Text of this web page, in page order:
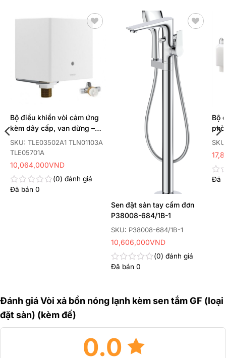
SKU: TLE03502A1 TLN01103A
TLE05701A
Bộ điều khiển vòi cảm ứng
kèm dây cấp, van dừng –
van nhiệt độ
Được
0
đánh giá
Đã bán 0
10,064,000VND
SKU: P38008-684/1B-1
Sen đặt sàn tay cầm đơn
P38008-684/1B-1
Được
5
sao
0
đánh giá
Đã bán 0
10,606,000VND
Bộ
Đã
Đánh giá Vòi xả bồn nóng lạnh kèm sen tắm GF (loại
đặt sàn) (kèm đế)
0.0